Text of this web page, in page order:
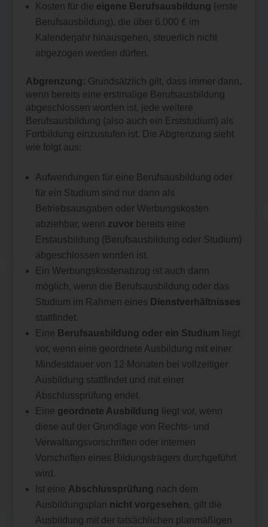
Kosten für die eigene Berufsausbildung (erste
Berufsausbildung), die über 6.000 € im
Kalenderjahr hinausgehen, steuerlich nicht
abgezogen werden dürfen.
Abgrenzung: Grundsätzlich gilt, dass immer dann,
wenn bereits eine erstmalige Berufsausbildung
abgeschlossen worden ist, jede weitere
Berufsausbildung (also auch ein Erststudium) als
Fortbildung einzustufen ist. Die Abgrenzung sieht
wie folgt aus:
Aufwendungen für eine Berufsausbildung oder
für ein Studium sind nur dann als
Betriebsausgaben oder Werbungskosten
abziehbar, wenn zuvorbereits eine
Erstausbildung (Berufsausbildung oder Studium)
abgeschlossen worden ist.
Ein Werbungskostenabzug ist auch dann
möglich, wenn die Berufsausbildung oder das
Studium im Rahmen eines Dienstverhältnisses
stattfindet.
Eine Berufsausbildung oder ein Studium liegt
vor, wenn eine geordnete Ausbildung mit einer
Mindestdauer von 12 Monaten bei vollzeitiger
Ausbildung stattfindet und mit einer
Abschlussprüfung endet.
Eine geordnete Ausbildung liegt vor, wenn
diese auf der Grundlage von Rechts- und
Verwaltungsvorschriften oder internen
Vorschriften eines Bildungsträgers durchgeführt
wird.
Ist eine Abschlussprüfung nach dem
Ausbildungsplan nicht vorgesehen, gilt die
Ausbildung mit der tatsächlichen planmäßigen